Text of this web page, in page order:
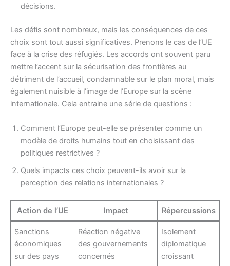
décisions.
Les défis sont nombreux, mais les conséquences de ces
choix sont tout aussi significatives. Prenons le cas de l’UE
face à la crise des réfugiés. Les accords ont souvent paru
mettre l’accent sur la sécurisation des frontières au
détriment de l’accueil, condamnable sur le plan moral, mais
également nuisible à l’image de l’Europe sur la scène
internationale. Cela entraine une série de questions :
Comment l’Europe peut-elle se présenter comme un
modèle de droits humains tout en choisissant des
politiques restrictives ?
Quels impacts ces choix peuvent-ils avoir sur la
perception des relations internationales ?
Action de l’UE Impact Répercussions
Sanctions
économiques
sur des pays
Réaction négative
des gouvernements
concernés
Isolement
diplomatique
croissant